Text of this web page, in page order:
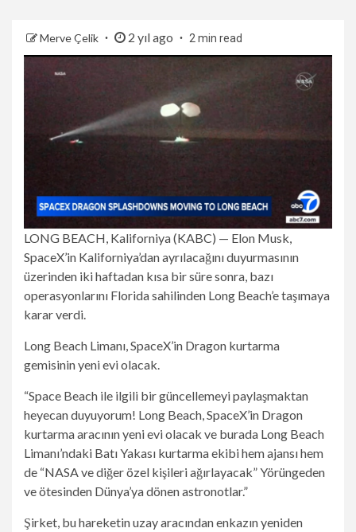
Merve Çelik 2 yıl ago 2 min read
LONG BEACH, Kaliforniya (KABC) — Elon Musk,
SpaceX’in Kaliforniya’dan ayrılacağını duyurmasının
üzerinden iki haftadan kısa bir süre sonra, bazı
operasyonlarını Florida sahilinden Long Beach’e taşımaya
karar verdi.
Long Beach Limanı, SpaceX’in Dragon kurtarma
gemisinin yeni evi olacak.
“Space Beach ile ilgili bir güncellemeyi paylaşmaktan
heyecan duyuyorum! Long Beach, SpaceX’in Dragon
kurtarma aracının yeni evi olacak ve burada Long Beach
Limanı’ndaki Batı Yakası kurtarma ekibi hem ajansı hem
de “NASA ve diğer özel kişileri ağırlayacak” Yörüngeden
ve ötesinden Dünya’ya dönen astronotlar.”
Şirket, bu hareketin uzay aracından enkazın yeniden